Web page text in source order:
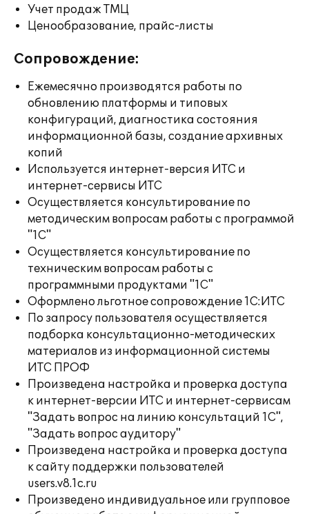
Учет продаж ТМЦ
Ценообразование, прайс-листы
Сопровождение:
Ежемесячно производятся работы по
обновлению платформы и типовых
конфигураций, диагностика состояния
информационной базы, создание архивных
копий
Используется интернет-версия ИТС и
интернет-сервисы ИТС
Осуществляется консультирование по
методическим вопросам работы с программой
"1С"
Осуществляется консультирование по
техническим вопросам работы с
программными продуктами "1С"
Оформлено льготное сопровождение 1С:ИТС
По запросу пользователя осуществляется
подборка консультационно-методических
материалов из информационной системы
ИТС ПРОФ
Произведена настройка и проверка доступа
к интернет-версии ИТС и интернет-сервисам
"Задать вопрос на линию консультаций 1С",
"Задать вопрос аудитору"
Произведена настройка и проверка доступа
к сайту поддержки пользователей
users.v8.1c.ru
Произведено индивидуальное или групповое